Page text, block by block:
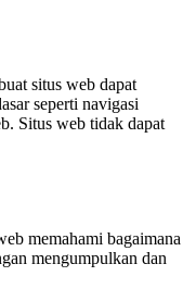
situs web dapat
seperti navigasi
Situs web tidak dapat
memahami bagaimana
mengumpulkan dan